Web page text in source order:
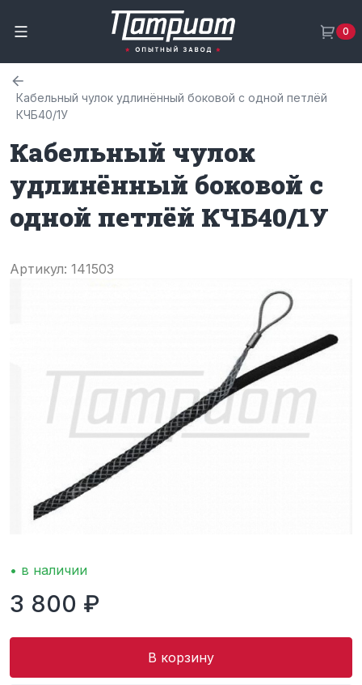
0
Кабельный чулок удлинённый боковой с одной петлёй
КЧБ40/1У
Кабельный чулок
удлинённый боковой с
одной петлёй КЧБ40/1У
Артикул: 141503
• в наличии
3 800 ₽
В корзину